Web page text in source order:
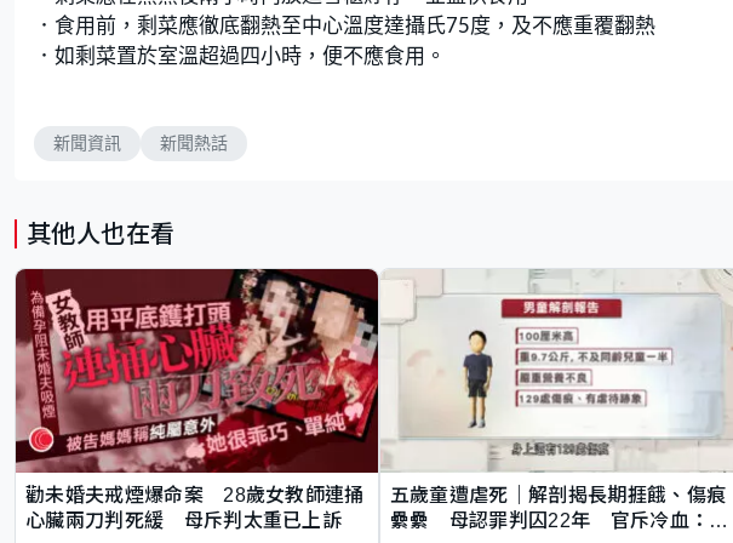
．食用前，剩菜應徹底翻熱至中心溫度達攝氏75度，及不應重覆翻熱
．如剩菜置於室溫超過四小時，便不應食用。
新聞資訊 新聞熱話
其他人也在看
勸未婚夫戒煙爆命案 28歲女教師連捅
心臟兩刀判死緩 母斥判太重已上訴
五歲童遭虐死｜解剖揭長期捱餓、傷痕
纍纍 母認罪判囚22年 官斥冷血：同